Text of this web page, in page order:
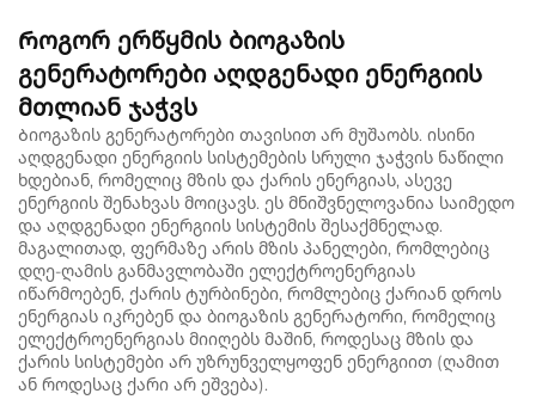
Როგორ ერწყმის ბიოგაზის
გენერატორები აღდგენადი ენერგიის
მთლიან ჯაჭვს
Ბიოგაზის გენერატორები თავისით არ მუშაობს. ისინი
აღდგენადი ენერგიის სისტემების სრული ჯაჭვის ნაწილი
ხდებიან, რომელიც მზის და ქარის ენერგიას, ასევე
ენერგიის შენახვას მოიცავს. ეს მნიშვნელოვანია საიმედო
და აღდგენადი ენერგიის სისტემის შესაქმნელად.
მაგალითად, ფერმაზე არის მზის პანელები, რომლებიც
დღე-ღამის განმავლობაში ელექტროენერგიას
იწარმოებენ, ქარის ტურბინები, რომლებიც ქარიან დროს
ენერგიას იკრებენ და ბიოგაზის გენერატორი, რომელიც
ელექტროენერგიას მიიღებს მაშინ, როდესაც მზის და
ქარის სისტემები არ უზრუნველყოფენ ენერგიით (ღამით
ან როდესაც ქარი არ ეშვება).